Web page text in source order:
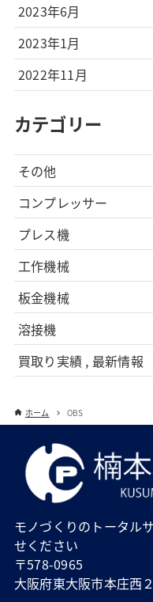
2023年6月
2023年1月
2022年11月
カテゴリー
その他
コンプレッサー
プレス機
工作機械
板金機械
溶接機
買取り実績 , 最新情報
ホーム OBS
モノづくりのトータル
せください
〒578-0965
大阪府東大阪市本庄西